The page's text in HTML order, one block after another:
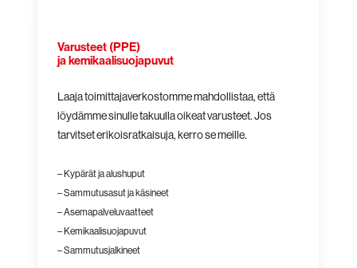
Varusteet (PPE)
ja kemikaalisuojapuvut
Laaja toimittajaverkostomme mahdollistaa, että
löydämme sinulle takuulla oikeat varusteet. Jos
tarvitset erikoisratkaisuja, kerro se meille.
– Kypärät ja alushuput
– Sammutusasut ja käsineet
– Asemapalveluvaatteet
– Kemikaalisuojapuvut
– Sammutusjalkineet